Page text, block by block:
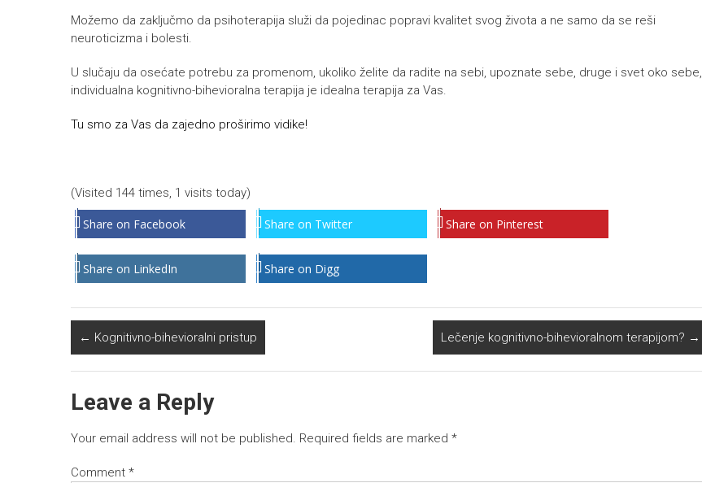
Možemo da zaključmo da psihoterapija služi da pojedinac popravi kvalitet svog života a ne samo da se reši
neuroticizma i bolesti.
U slučaju da osećate potrebu za promenom, ukoliko želite da radite na sebi, upoznate sebe, druge i svet oko sebe,
individualna kognitivno-bihevioralna terapija je idealna terapija za Vas.
Tu smo za Vas da zajedno proširimo vidike!
(Visited 144 times, 1 visits today)
Share on Facebook Share on Twitter Share on Pinterest
Share on LinkedIn Share on Digg
← Kognitivno-bihevioralni pristup Lečenje kognitivno-bihevioralnom terapijom? →
Leave a Reply
Your email address will not be published. Required fields are marked *
Comment *